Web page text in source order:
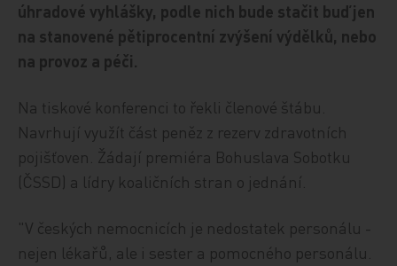
úhradové vyhlášky, podle nich bude stačit buď jen
na stanovené pětiprocentní zvýšení výdělků, nebo
na provoz a péči.
Na tiskové konferenci to řekli členové štábu.
Navrhují využít část peněz z rezerv zdravotních
pojišťoven. Žádají premiéra Bohuslava Sobotku
(ČSSD) a lídry koaličních stran o jednání.
"V českých nemocnicích je nedostatek personálu -
nejen lékařů, ale i sester a pomocného personálu.